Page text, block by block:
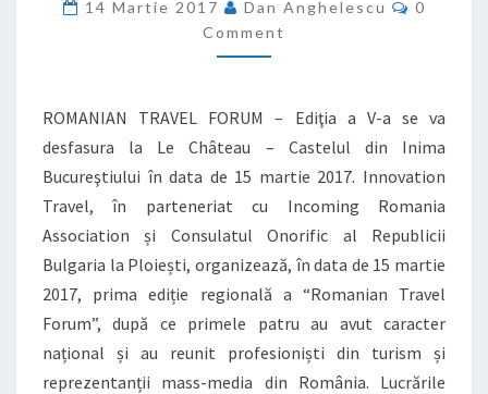
EDIŢIA
A
A
14 Martie 2017 Dan Anghelescu
0
Comment
ROMANIAN TRAVEL FORUM – Ediţia a V-a se va
desfasura la Le Château – Castelul din Inima
Bucureştiului în data de 15 martie 2017. Innovation
Travel, în parteneriat cu Incoming Romania
Association și Consulatul Onorific al Republicii
Bulgaria la Ploiești, organizează, în data de 15 martie
2017, prima ediție regională a “Romanian Travel
Forum”, după ce primele patru au avut caracter
național și au reunit profesioniști din turism și
reprezentanții mass-media din România. Lucrările